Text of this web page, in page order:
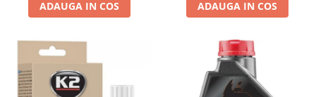
ADAUGA IN COS ADAUGA IN COS